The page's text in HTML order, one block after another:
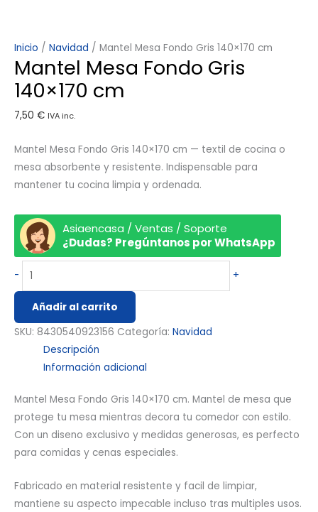
Inicio / Navidad / Mantel Mesa Fondo Gris 140×170 cm
Mantel Mesa Fondo Gris
140×170 cm
7,50 € IVA inc.
Mantel Mesa Fondo Gris 140×170 cm — textil de cocina o
mesa absorbente y resistente. Indispensable para
mantener tu cocina limpia y ordenada.
Asiaencasa / Ventas / Soporte
¿Dudas? Pregúntanos por WhatsApp
- +
Añadir al carrito
SKU: 8430540923156 Categoría: Navidad
Descripción
Información adicional
Mantel Mesa Fondo Gris 140×170 cm. Mantel de mesa que
protege tu mesa mientras decora tu comedor con estilo.
Con un diseno exclusivo y medidas generosas, es perfecto
para comidas y cenas especiales.
Fabricado en material resistente y facil de limpiar,
mantiene su aspecto impecable incluso tras multiples usos.